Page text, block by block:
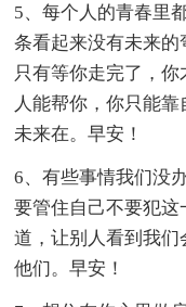
5、每个人的青春里
条看起来没有未来的
只有等你走完了，
人能帮你，你只能
未来在。早安！
6、有些事情我们没
要管住自己不要犯
道，让别人看到我
他们。早安！